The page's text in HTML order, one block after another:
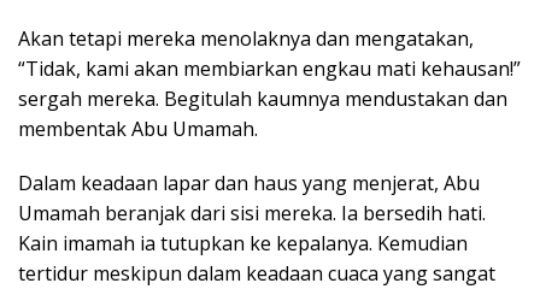
Akan tetapi mereka menolaknya dan mengatakan,
“Tidak, kami akan membiarkan engkau mati kehausan!”
sergah mereka. Begitulah kaumnya mendustakan dan
membentak Abu Umamah.
Dalam keadaan lapar dan haus yang menjerat, Abu
Umamah beranjak dari sisi mereka. Ia bersedih hati.
Kain imamah ia tutupkan ke kepalanya. Kemudian
tertidur meskipun dalam keadaan cuaca yang sangat